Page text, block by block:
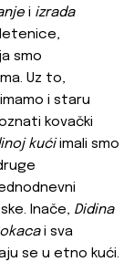
i izrada
smo
Uz to,
i staru
kovački
kućiimali smo
Inače, Didina
i sva
se u etno kući.